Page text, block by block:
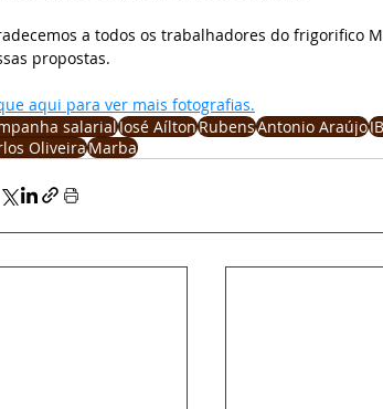
a todos os trabalhadores do frigorifico
propostas.
aqui para ver mais fotografias.
salarialJosé AíltonRubensAntonio Araújo
OliveiraMarba